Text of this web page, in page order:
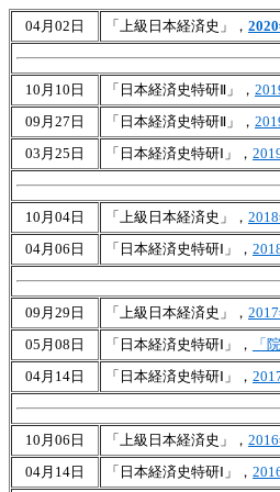
04月02日 「上級日本経済史」，
10月10日 「日本経済史特研Ⅱ」，
09月27日
「日本経済史特研Ⅱ」，
03月25日
「日本経済史特研Ⅰ」，
10月04日 「上級日本経済史」，
04月06日
「日本経済史特研Ⅰ」，
09月29日 「上級日本経済史」，
05月08日
「日本経済史特研Ⅰ」， 「
04月14日
「日本経済史特研Ⅰ」，
10月06日 「上級日本経済史」，
04月14日
「日本経済史特研Ⅰ」，